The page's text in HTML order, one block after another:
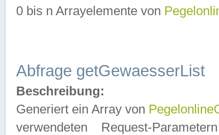
0 bis n Arrayelemente von
Abfrage getGewaesserList
Beschreibung:
Generiert ein Array von
verwendeten Request-